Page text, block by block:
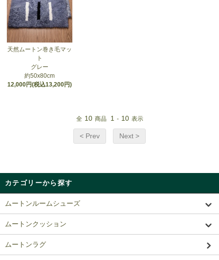
天然ムートン巻き毛マッ
ト
グレー
約50x80cm
12,000円(税込13,200円)
全 10 商品 1 - 10 表示
< Prev Next >
カテゴリーから探す
ムートンルームシューズ
ムートンクッション
ムートンラグ